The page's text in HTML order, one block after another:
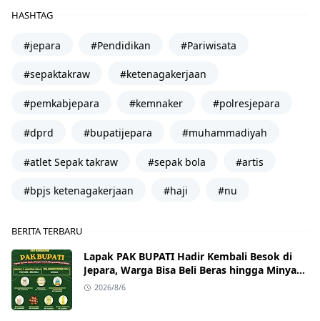
HASHTAG
#jepara #Pendidikan #Pariwisata
#sepaktakraw #ketenagakerjaan
#pemkabjepara #kemnaker #polresjepara
#dprd #bupatijepara #muhammadiyah
#atlet Sepak takraw #sepak bola #artis
#bpjs ketenagakerjaan #haji #nu
BERITA TERBARU
Lapak PAK BUPATI Hadir Kembali Besok di
Jepara, Warga Bisa Beli Beras hingga Minyak
Goreng dengan Harga Terjangkau
2026/8/6